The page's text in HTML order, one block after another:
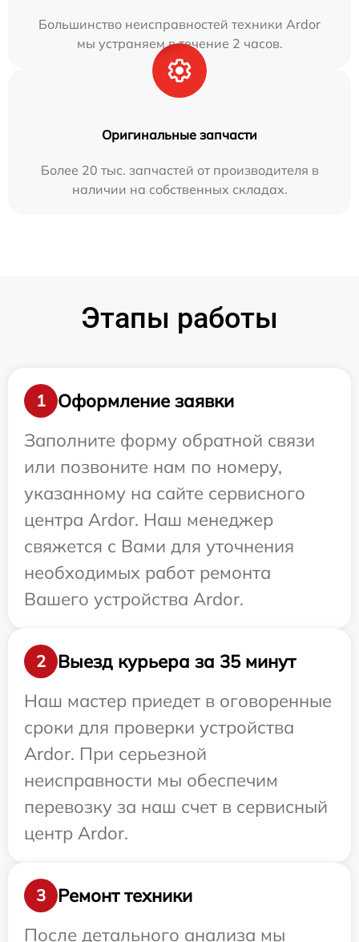
Большинство неисправностей техники Ardor
мы устраняем в течение 2 часов.
Оригинальные запчасти
Более 20 тыс. запчастей от производителя в
наличии на собственных складах.
Этапы работы
1
Оформление заявки
Заполните форму обратной связи
или позвоните нам по номеру,
указанному на сайте сервисного
центра Ardor. Наш менеджер
свяжется с Вами для уточнения
необходимых работ ремонта
Вашего устройства Ardor.
2
Выезд курьера за 35 минут
Наш мастер приедет в оговоренные
сроки для проверки устройства
Ardor. При серьезной
неисправности мы обеспечим
перевозку за наш счет в сервисный
центр Ardor.
3
Ремонт техники
После детального анализа мы